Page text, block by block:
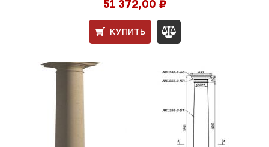
51 372,00 ₽
КУПИТЬ